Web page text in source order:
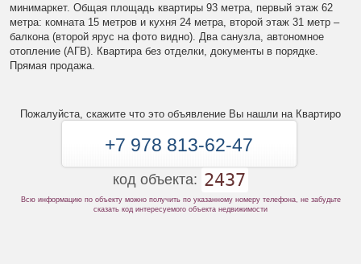
минимаркет. Общая площадь квартиры 93 метра, первый этаж 62
метра: комната 15 метров и кухня 24 метра, второй этаж 31 метр –
балкона (второй ярус на фото видно). Два санузла, автономное
отопление (АГВ). Квартира без отделки, документы в порядке.
Прямая продажа.
Пожалуйста, скажите что это объявление Вы нашли на Квартиро
+7 978 813-62-47
код объекта: 2437
Всю информацию по объекту можно получить по указанному номеру телефона, не забудьте
сказать код интересуемого объекта недвижимости